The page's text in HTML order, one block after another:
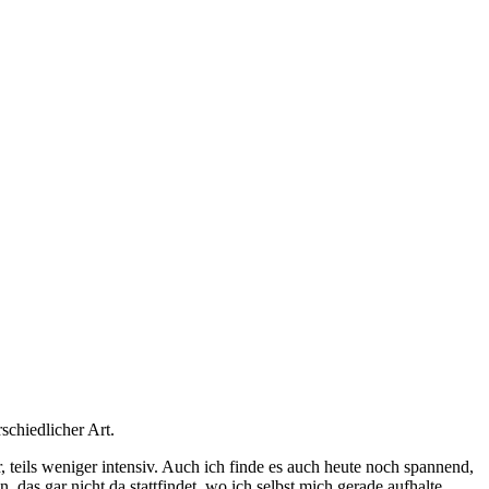
Art.
weniger intensiv. Auch ich finde es auch heute noch spannend,